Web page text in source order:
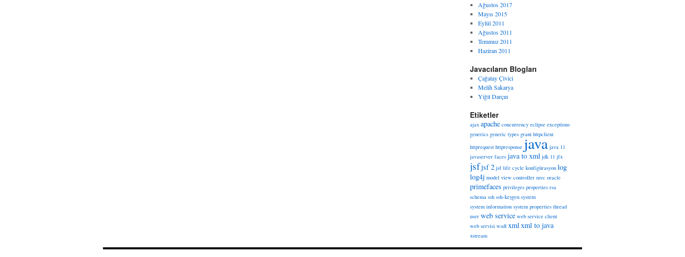
Ağustos 2017
Mayıs 2015
Eylül 2011
Ağustos 2011
Temmuz 2011
Haziran 2011
Javacıların Blogları
Çağatay Çivici
Melih Sakarya
Yiğit Darçın
Etiketler
ajax apache concurrency eclipse exceptions
generics generic types grant httpclient
httprequest httpresponse java java 11
javaserver faces java to xml jdk 11 jfx
jsfjsf 2 jsf life cycle konfigürasyon log
log4j model view controller mvc oracle
primefaces privileges properties rsa
schema ssh ssh-keygen system
system information system properties thread
user web service web service client
web servisi wsdl xmlxml to java
xstream